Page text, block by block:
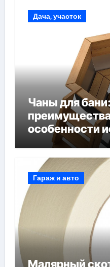
Дача, участок
Чаны для
особенности
Гараж и авто
Малярный